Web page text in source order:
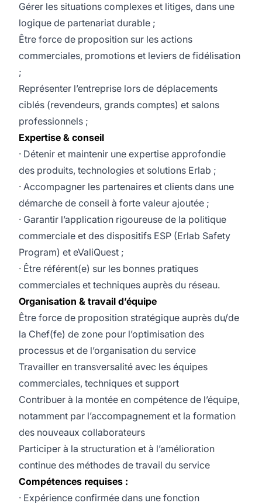
Gérer les situations complexes et litiges, dans une
logique de partenariat durable ;
Être force de proposition sur les actions
commerciales, promotions et leviers de fidélisation
;
Représenter l’entreprise lors de déplacements
ciblés (revendeurs, grands comptes) et salons
professionnels ;
Expertise & conseil
· Détenir et maintenir une expertise approfondie
des produits, technologies et solutions Erlab ;
· Accompagner les partenaires et clients dans une
démarche de conseil à forte valeur ajoutée ;
· Garantir l’application rigoureuse de la politique
commerciale et des dispositifs ESP (Erlab Safety
Program) et eValiQuest ;
· Être référent(e) sur les bonnes pratiques
commerciales et techniques auprès du réseau.
Organisation & travail d’équipe
Être force de proposition stratégique auprès du/de
la Chef(fe) de zone pour l’optimisation des
processus et de l’organisation du service
Travailler en transversalité avec les équipes
commerciales, techniques et support
Contribuer à la montée en compétence de l’équipe,
notamment par l’accompagnement et la formation
des nouveaux collaborateurs
Participer à la structuration et à l’amélioration
continue des méthodes de travail du service
Compétences requises :
· Expérience confirmée dans une fonction